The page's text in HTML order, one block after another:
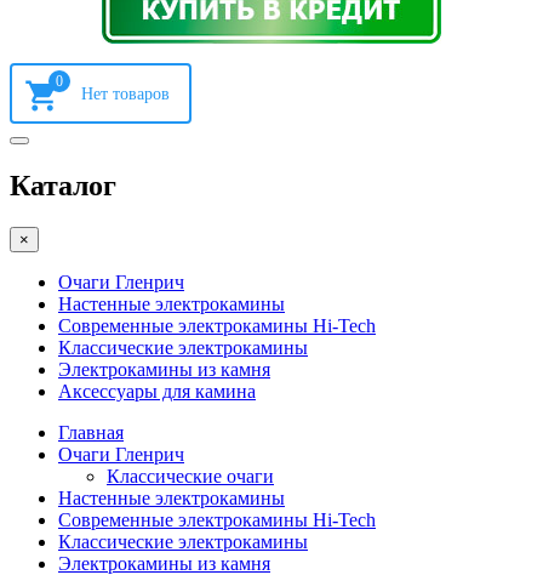
0
Каталог
×
Очаги Гленрич
Настенные электрокамины
Современные электрокамины Hi-Tech
Классические электрокамины
Электрокамины из камня
Аксессуары для камина
Главная
Очаги Гленрич
Классические очаги
Настенные электрокамины
Современные электрокамины Hi-Tech
Классические электрокамины
Электрокамины из камня